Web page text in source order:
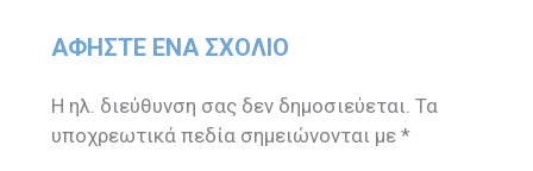
ΑΦΉΣΤΕ ΈΝΑ ΣΧΌΛΙΟ
Η ηλ. διεύθυνση σας δεν δημοσιεύεται. Τα
υποχρεωτικά πεδία σημειώνονται με*